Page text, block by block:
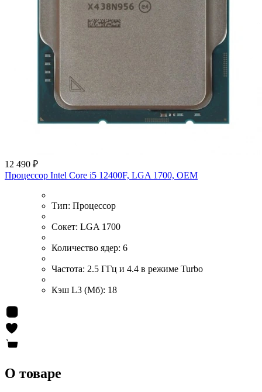
12 490 ₽
Процессор Intel Core i5 12400F, LGA 1700, OEM
Тип: Процессор
Сокет: LGA 1700
Количество ядер: 6
Частота: 2.5 ГГц и 4.4 в режиме Turbo
Кэш L3 (Мб): 18
О товаре